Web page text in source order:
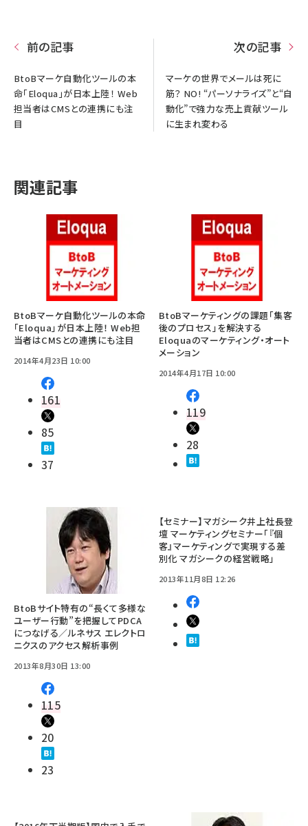
前の記事
BtoBマーケ自動化ツールの本
命「Eloqua」が日本上陸！ Web
担当者はCMSとの連携にも注
目
次の記事
マーケの世界でメールは死に
筋？ NO! “パーソナライズ”と“自
動化”で強力な売上貢献ツール
に生まれ変わる
関連記事
BtoBマーケ自動化ツールの本命
「Eloqua」が日本上陸！ Web担
当者はCMSとの連携にも注目
2014年4月23日 10:00
161
85
37
BtoBマーケティングの課題「集客
後のプロセス」を解決する
Eloquaのマーケティング・オート
メーション
2014年4月17日 10:00
119
28
BtoBサイト特有の“長くて多様な
ユーザー行動”を把握してPDCA
につなげる／ルネサス エレクトロ
ニクスのアクセス解析事例
2013年8月30日 13:00
115
20
23
【セミナー】マガシーク井上社長登
壇 マーケティングセミナー「『個
客』マーケティングで実現する差
別化 マガシークの経営戦略」
2013年11月8日 12:26